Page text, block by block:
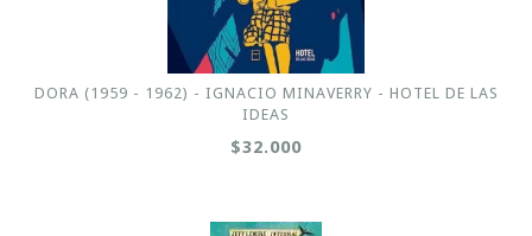
DORA (1959 - 1962) - IGNACIO MINAVERRY - HOTEL DE LAS
IDEAS
$32.000